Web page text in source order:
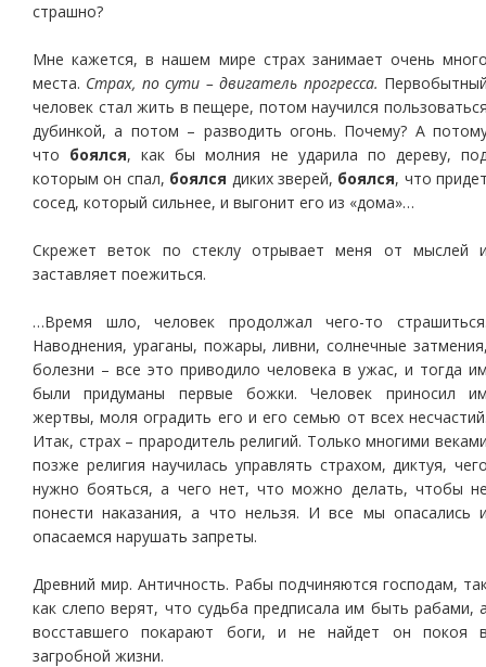
страшно?
Мне кажется, в нашем мире страх занимает очень
места. Страх, по сути – двигатель прогресса.
человек стал жить в пещере, потом научился
дубинкой, а потом – разводить огонь. Почему? А
что боялся, как бы молния не ударила по дереву,
которым он спал, боялся диких зверей, боялся, что
сосед, который сильнее, и выгонит его из «дома»…
Скрежет веток по стеклу отрывает меня от мыслей
заставляет поежиться.
…Время шло, человек продолжал чего-то
Наводнения, ураганы, пожары, ливни, солнечные
болезни – все это приводило человека в ужас, и тогда
были придуманы первые божки. Человек приносил
жертвы, моля оградить его и его семью от всех
Итак, страх – прародитель религий. Только многими
позже религия научилась управлять страхом, диктуя,
нужно бояться, а чего нет, что можно делать, чтобы
понести наказания, а что нельзя. И все мы опасались
опасаемся нарушать запреты.
Древний мир. Античность. Рабы подчиняются господам,
как слепо верят, что судьба предписала им быть рабами,
восставшего покарают боги, и не найдет он покоя
загробной жизни.